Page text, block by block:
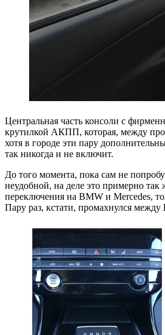
Центральная часть консоли с
крутилкой АКПП, которая, между
хотя в городе эти пару
так никогда и не включит.
До того момента, пока сам не
неудобной, на деле это примерно так
переключения на BMW и Mercedes,
Пару раз, кстати, промахнулся между